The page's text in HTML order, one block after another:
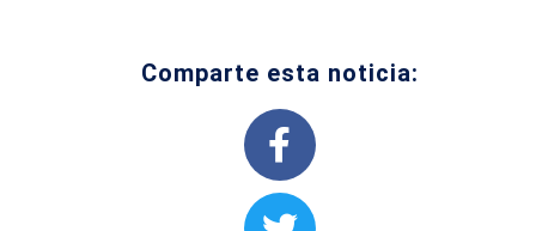
Comparte esta noticia: